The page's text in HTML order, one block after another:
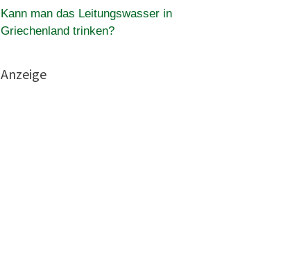
Kann man das Leitungswasser in
Griechenland trinken?
Anzeige